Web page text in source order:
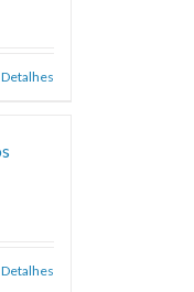
Detalhes
Detalhes